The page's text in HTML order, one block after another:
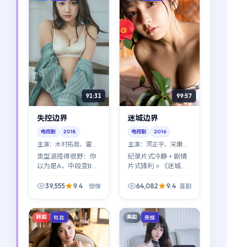
91:31
失控边界
电视剧 2018
主演： 木村拓哉、雷佳
音 等
类型混搭得很野：你
以为是A，中段变B，
《失控边界》像一次
39,555 9.4 惊悚
99:57
迷城边界
电视剧 2016
主演： 河正宇、宋康昊
等
纪录片式冷静 + 剧情
片式锋利 = 《迷城边
白描的方式，把美国
状。
64,082 9.4 喜剧
韩国 杜比 美国 完结